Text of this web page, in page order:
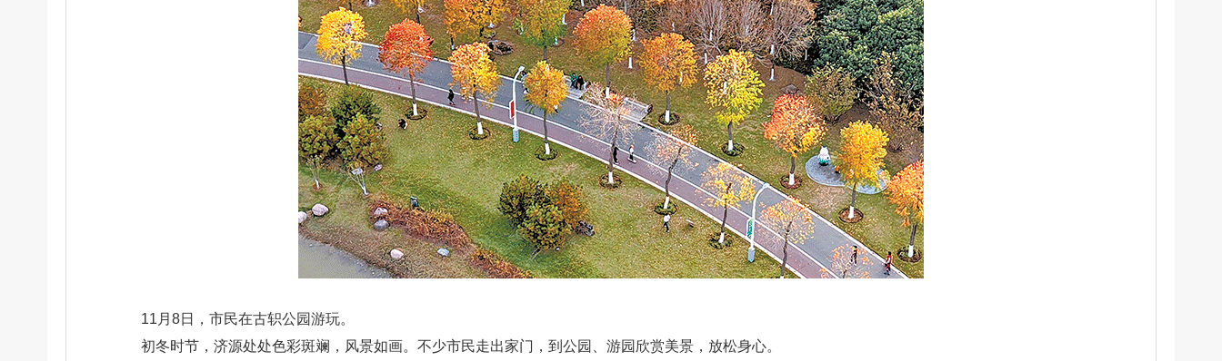
11月8日，市民在古轵公园游玩。
初冬时节，济源处处色彩斑斓，风景如画。不少市民走出家门，到公园、游园欣赏美景，放松身心。